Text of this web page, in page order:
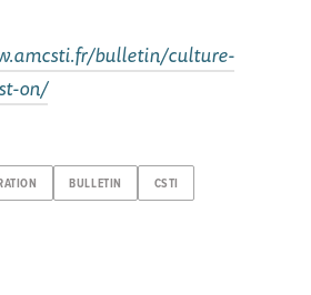
bulletin/culture-
on/
BULLETIN CSTI